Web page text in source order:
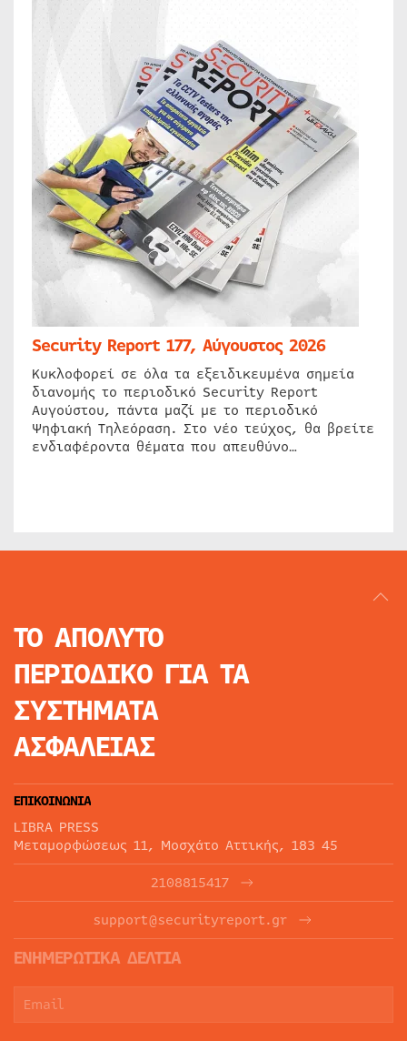
Security Report 177, Αύγουστος 2026
Κυκλοφορεί σε όλα τα εξειδικευμένα σημεία
διανομής το περιοδικό Security Report
Αυγούστου, πάντα μαζί με το περιοδικό
Ψηφιακή Τηλεόραση. Στο νέο τεύχος, θα βρείτε
ενδιαφέροντα θέματα που απευθύνο…
ΤΟ ΑΠΟΛΥΤΟ
ΠΕΡΙΟΔΙΚΟ ΓΙΑ ΤΑ
ΣΥΣΤΗΜΑΤΑ
ΑΣΦΑΛΕΙΑΣ
ΕΠΙΚΟΙΝΩΝΙΑ
LIBRA PRESS
Μεταμορφώσεως 11, Μοσχάτο Αττικής, 183 45
2108815417
support@securityreport.gr
ΕΝΗΜΕΡΩΤΙΚΑ ΔΕΛΤΙΑ